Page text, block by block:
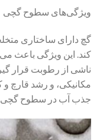
ویژگی‌های سطوح گچی
گچ دارای ساختاری
کند. این ویژگی
ناشی از رطوبت قرار
مکانیکی، و رشد قارچ و
جذب آب در سطوح گچی